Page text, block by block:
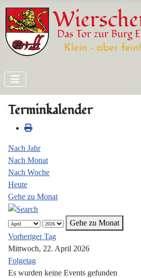
Terminkalender
Nach Jahr
Nach Monat
Nach Woche
Heute
Gehe zu Monat
Gehe zu Monat
Vorheriger Tag
Mittwoch, 22. April 2026
Folgetag
Es wurden keine Events gefunden